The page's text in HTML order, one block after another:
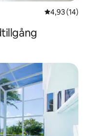
4,93 av 5 i
4,93 (14)